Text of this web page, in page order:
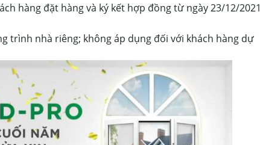
hàng đặt hàng và ký kết hợp đồng từ ngày 23/12/2021
trình nhà riêng; không áp dụng đối với khách hàng dự